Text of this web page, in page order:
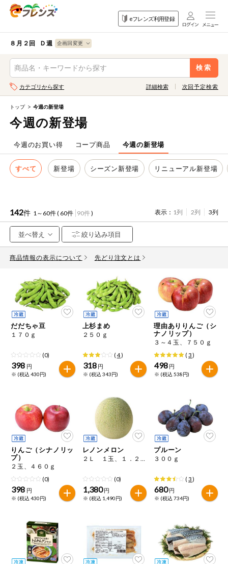
eフレンズ利用登録
ログイン
生協加入はこちら
eフレンズとは
登録から開始まで
注文番号注文
お気に入り注文
注文履歴注文
WEBカタログ
先着限定から探す
人気カテゴリ
食品から探す
家庭用品から探す
目的から探す
生協独自
自動注文システム登録
自動注文システム登録を確認する
自動注文システム登録を修正する
８月２回 Ｄ週
検索
食品
から探す
目的
から探す
果物
野菜
肉・ハム・ソ
ーセージ
魚介・加工品
米・雑穀など
パン・ジャム
豆腐・納豆・
こんにゃく
冷凍食品
ミールキット
など
麺類
レトルト・缶
詰・瓶詰
調味料・だ
し・油・ルー
おやつ
飲料
酒・ノンアル
コール
切り花・仏花
果物すべて
カテゴリから探す 詳細検索
検索条件を指定してください。全項目に条件を指定しなくて
も検索できます。
キーワード
キーワードをすべて含む
メーカー名
カテゴリ
特価情報
アレルゲン情報
特定原材料と特定原材料に準ずるものが含まれていない商品
を検索できます。
小麦 卵
落花生 かに くるみ
特定原材料に準ずるもの
アーモンド あわび いか
カシューナッツ
キウイフルーツ 牛肉 ごま
さけ さば ゼラチン 大豆
次回予定検索
トップ 今週の新登場
今週の新登場
今週のお買い得 コープ商品 今週の新登場
すべて 新登場 シーズン新登場 リニューアル新登場
142件 1～60件 ( 60件 90件) 表示： 1列 2列 3列
商品情報の表示について 先どり注文とは
だだちゃ豆
１７０ｇ
(0)
398 円
※ (税込 430円)
上杉まめ
２５０ｇ
( 4)
318 円
※ (税込 343円)
理由ありりんご（シ
ナノリップ）
３～４玉、７５０ｇ
( 3)
498 円
※ (税込 538円)
りんご（シナノリッ
プ）
２玉、４６０ｇ
(0)
398 円
※ (税込 430円)
レノンメロン
２Ｌ １玉、１．２ｋｇ
(0)
1,380 円
※ (税込 1,490円)
プルーン
３００ｇ
( 3)
680円
※ (税込 734円)